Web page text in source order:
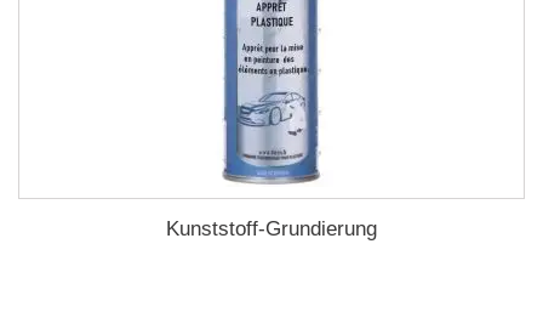
Kunststoff-Grundierung